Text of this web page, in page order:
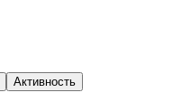
Активность